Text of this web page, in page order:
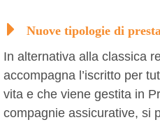
Nuove tipologie di
In alternativa alla classica
accompagna l’iscritto per
vita e che viene gestita in
compagnie assicurative, si